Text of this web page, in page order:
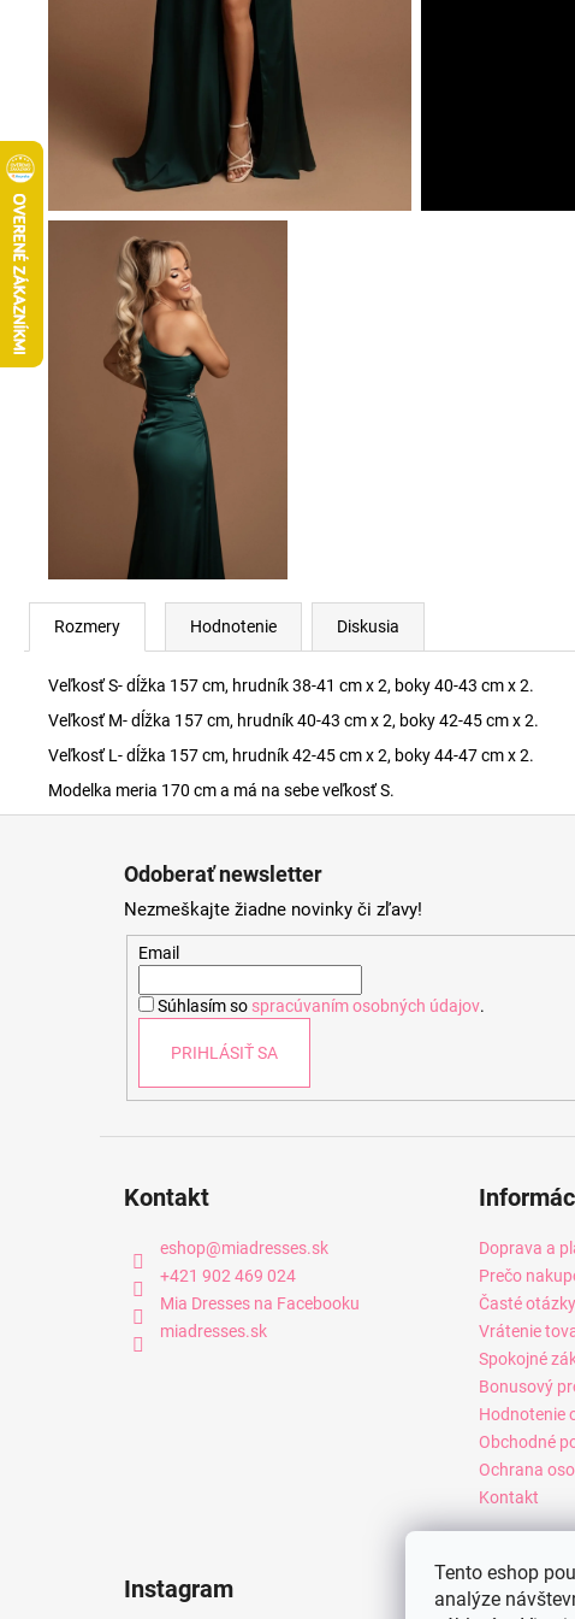
Tento eshop
analýze
Rozmery Hodnotenie Diskusia
Veľkosť S- dĺžka 157 cm, hrudník 38-41 cm x 2, boky 40-43 cm x 2.
Veľkosť M- dĺžka 157 cm, hrudník 40-43 cm x 2, boky 42-45 cm x 2.
Veľkosť L- dĺžka 157 cm, hrudník 42-45 cm x 2, boky 44-47 cm x 2.
Modelka meria 170 cm a má na sebe veľkosť S.
Odoberať newsletter
Nezmeškajte žiadne novinky či zľavy!
Email
Súhlasím so spracúvaním osobných údajov.
PRIHLÁSIŤ SA
Kontakt
eshop@miadresses.sk
+421 902 469 024
Mia Dresses na Facebooku
miadresses.sk
Doprava a
Prečo
Časté otázky
Vrátenie
Spokojné
Bonusový
Hodnotenie
Obchodné
Ochrana
Kontakt
Instagram